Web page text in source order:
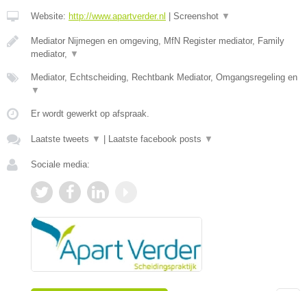
Website: http://www.apartverder.nl | Screenshot ▼
Mediator Nijmegen en omgeving, MfN Register mediator, Family
mediator,
▼
Mediator, Echtscheiding, Rechtbank Mediator, Omgangsregeling en
▼
Er wordt gewerkt op afspraak.
Laatste tweets ▼ | Laatste facebook posts ▼
Sociale media: